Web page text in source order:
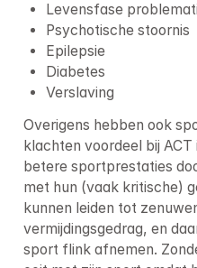
Levensfase
Psychotische stoornis
Epilepsie
Diabetes
Verslaving
Overigens hebben ook
klachten voordeel bij
betere sportprestaties
met hun (vaak kritische)
kunnen leiden tot
vermijdingsgedrag, en
sport flink afnemen.